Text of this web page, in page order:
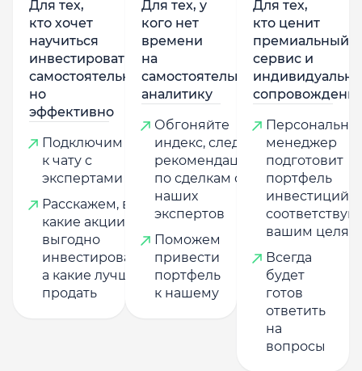
Для тех,
кто хочет
научиться
инвестировать
самостоятельно,
но
эффективно
Подключим
к чату с
экспертами
Расскажем, в
какие акции
выгодно
инвестировать,
а какие лучше
продать
Для тех, у
кого нет
времени
на
самостоятельную
аналитику
Обгоняйте
индекс, следуя
рекомендациям
по сделкам от
наших
экспертов
Поможем
привести
портфель
к нашему
Для тех,
кто ценит
премиальный
сервис и
менеджер
подготовит
портфель
инвестиций,
вашим целям
Всегда
будет
готов
ответить
на
вопросы